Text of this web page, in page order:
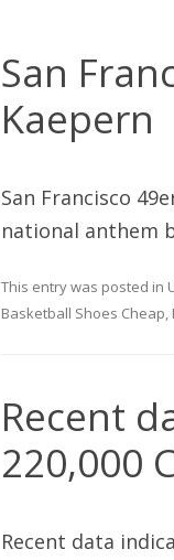
San
Kaepern
San Francisco
national anthem
This entry was posted in
Basketball Shoes Cheap,
Recent
220,000
Recent data